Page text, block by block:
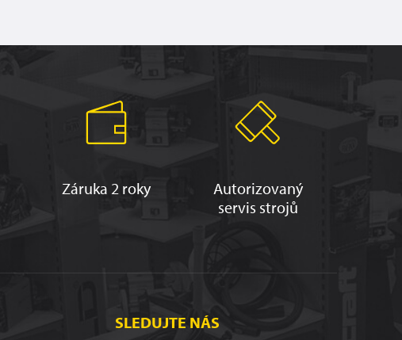
Záruka 2 roky
Autorizovaný
servis strojů
SLEDUJTE NÁS